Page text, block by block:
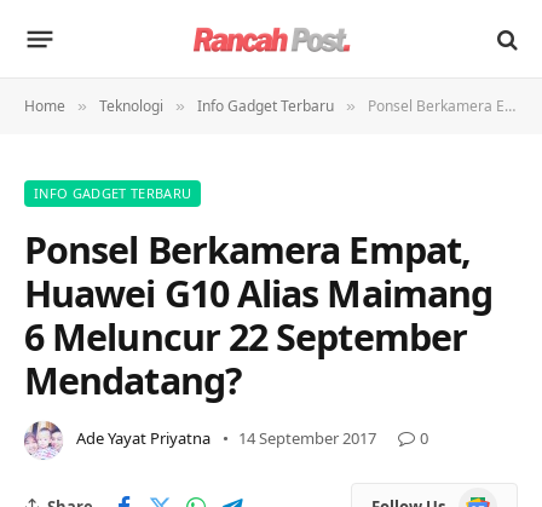
Home » Teknologi » Info Gadget Terbaru » Ponsel Berkamera Empat, Huawei G10 Alias Maimang 6 Meluncur 22 September Mendatang?
INFO GADGET TERBARU
Ponsel Berkamera Empat,
Huawei G10 Alias Maimang
6 Meluncur 22 September
Mendatang?
Ade Yayat Priyatna 14 September 2017 0
Google